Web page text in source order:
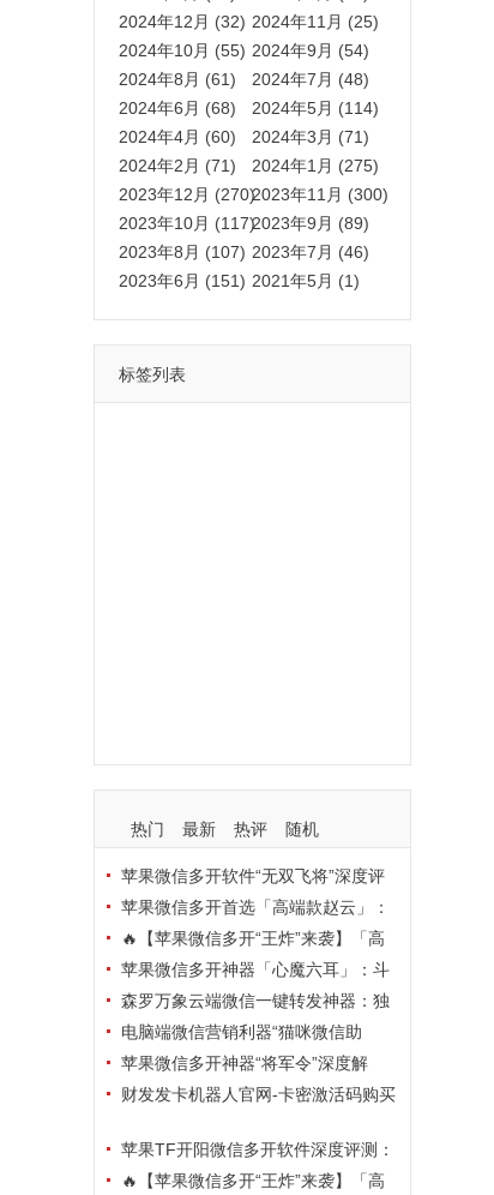
2024年12月 (32) 2024年11月 (25)
2024年10月 (55) 2024年9月 (54)
2024年8月 (61)
2024年7月 (48)
2024年6月 (68)
2024年5月 (114)
2024年4月 (60)
2024年3月 (71)
2024年2月 (71)
2024年1月 (275)
2023年12月 (270)2023年11月 (300)
2023年10月 (117)2023年9月 (89)
2023年8月 (107) 2023年7月 (46)
2023年6月 (151) 2021年5月 (1)
标签列表
热门 最新 热评 随机
苹果微信多开软件“无双飞将”深度评
测：TF正式码+7天退换，拍拍卡激活
码商城正品保障
苹果微信多开首选「高端款赵云」：
TF正式码+斗战神8073包，7天退换认
准拍拍卡激活码商城
🔥【苹果微信多开“王炸”来袭】「高
端地狱火」—— TF正式码+斗战神807
3包，7天退换，安全防封，多开自由触
手可及！
苹果微信多开神器「心魔六耳」：斗
战神8073包+7天退换，认准拍拍卡激
活码商城
森罗万象云端微信一键转发神器：独
家源码·安全防封·月卡季卡半年卡年卡
授权，7天无理由退换！
电脑端微信营销利器“猫咪微信助
手”深度评测：7大模块功能全解析，多
卡种授权灵活选
苹果微信多开神器“将军令”深度解
析：8073版本包+TF外侧码，微商营销
财发发卡机器人官网-卡密激活码购买
换苹果TF开阳微信多开软件深度评测：
凡尔赛8069包功能全解析，TestFlight
🔥【苹果微信多开“王炸”来袭】「高